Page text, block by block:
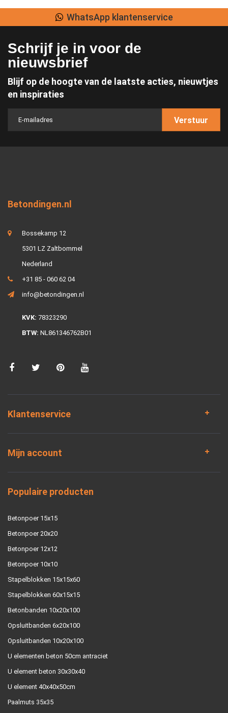
WhatsApp klantenservice
Schrijf je in voor de
nieuwsbrief
Blijf op de hoogte van de laatste acties, nieuwtjes
en inspiraties
Verstuur
Betondingen.nl
Bossekamp 12
5301 LZ Zaltbommel
Nederland
+31 85 - 060 62 04
info@betondingen.nl
KVK: 78323290
BTW: NL861346762B01
Klantenservice
Mijn account
Populaire producten
Betonpoer 15x15
Betonpoer 20x20
Betonpoer 12x12
Betonpoer 10x10
Stapelblokken 15x15x60
Stapelblokken 60x15x15
Betonbanden 10x20x100
Opsluitbanden 6x20x100
Opsluitbanden 10x20x100
U elementen beton 50cm antraciet
U element beton 30x30x40
U element 40x40x50cm
Paalmuts 35x35